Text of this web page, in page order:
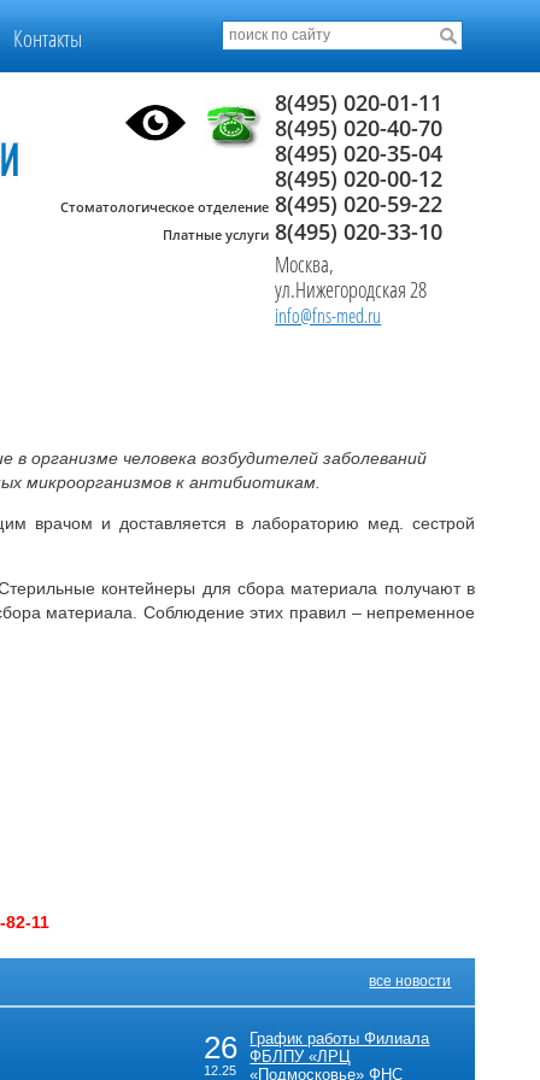
Контакты
8(495) 020-01-11
8(495) 020-40-70
8(495) 020-35-04
8(495) 020-00-12
Стоматологическое отделение 8(495) 020-59-22
Платные услуги 8(495) 020-33-10
Москва,
ул.Нижегородская 28
info@fns-med.ru
организме человека возбудителей заболеваний
микроорганизмов к антибиотикам.
врачом и доставляется в лабораторию мед. сестрой
контейнеры для сбора материала получают в
материала. Соблюдение этих правил – непременное
82-11
все новости
26
12.25
График работы Филиала
ФБЛПУ «ЛРЦ
«Подмосковье» ФНС